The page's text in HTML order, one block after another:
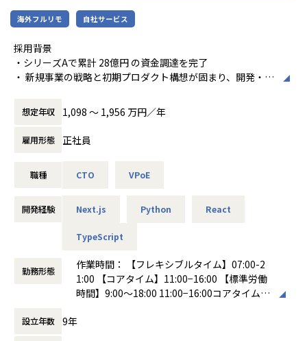
加えてInstagramやTiktokなど新たなプラットフォームが参
どまらず、サブスクリプションやギフティング、ECやリアル
イベント開催など多角化しており業界全体が成長しているた
め、本プロダクトも継続的な機能追加や拡張が必要となって
「ブランド／広告主向けプロダクト：PORT by UUUM」
インフルエンサーマーケティング市場の急激に成長してお
り、2027年には2023年比で4年間で約1.8倍の1,300億円にな
プラットフォーム化に対応するだけでなく、大規模なクリエ
け、それを届けるためのサーチ機能やレポート機能などによ
して検証していくことが求められています。
【業務内容】
・クリエイターへ価値を届けるプロダクト、またはクリエイ
クト開発
海外フルリモ 自社サービス
採用背景
・シリーズAで累計 28億円 の資金調達を完了
・ 新規事業の戦略と初期プロダクト構想が固まり、開発・デ
・ 開発チームは実績あるメンバーがジョインしつつあり、今
後さらに組織規模が拡大予定
・現状はVPoEが技術・組織の両面をほぼ一人で見ており、
技術戦略 / 組織づくり双方をリードできる「開発組織責任
・infobox の中長期的な技術戦略と開発組織戦略の両方を設
・事業サイドと同じテーブルで議論しながら、「どこに投資
くること
・将来的に CTO もしくは VPoE として、組織全体を牽引する
存在 になること
具体的な業務内容
想定年収 1,098 〜 1,956 万円／年
雇用形態 正社員
職種 CTO VPoE
開発経験 Next.js Python React
TypeScript
勤務形態
作業時間： 【フレキシブルタイム】07:00-2
1:00 【コアタイム】11:00−16:00 【標準労働
時間】9:00〜18:00 11:00−16:00コアタイムで
間）を基本とするが、１ヶ月での労働時間が
設立年数 9年